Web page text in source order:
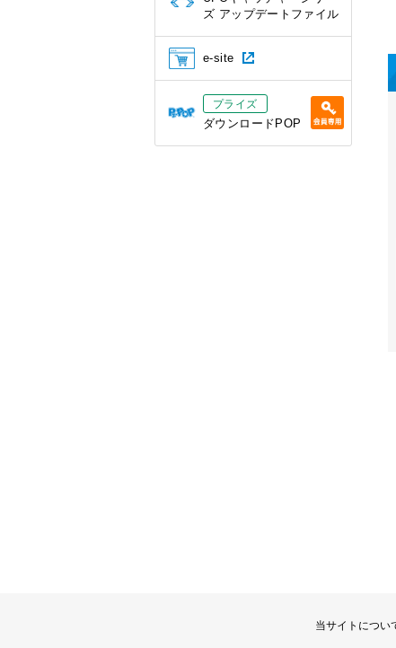
ズ アップデートファイル
e-site
プライズ
ダウンロードPOP
当サイトについ